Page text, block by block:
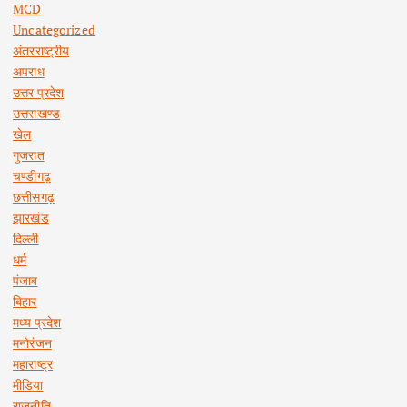
MCD
Uncategorized
अंतरराष्ट्रीय
अपराध
उत्तर प्रदेश
उत्तराखण्ड
खेल
गुजरात
चण्डीगढ़
छत्तीसगढ़
झारखंड
दिल्ली
धर्म
पंजाब
बिहार
मध्य प्रदेश
मनोरंजन
महाराष्ट्र
मीडिया